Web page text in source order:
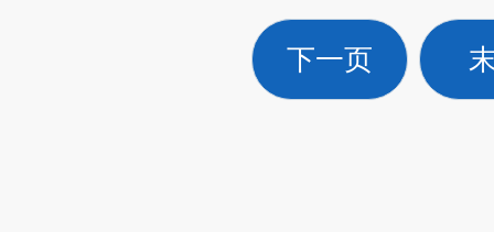
下一页